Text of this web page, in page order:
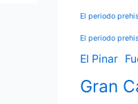
El periodo
El periodo
El Pinar
Gran